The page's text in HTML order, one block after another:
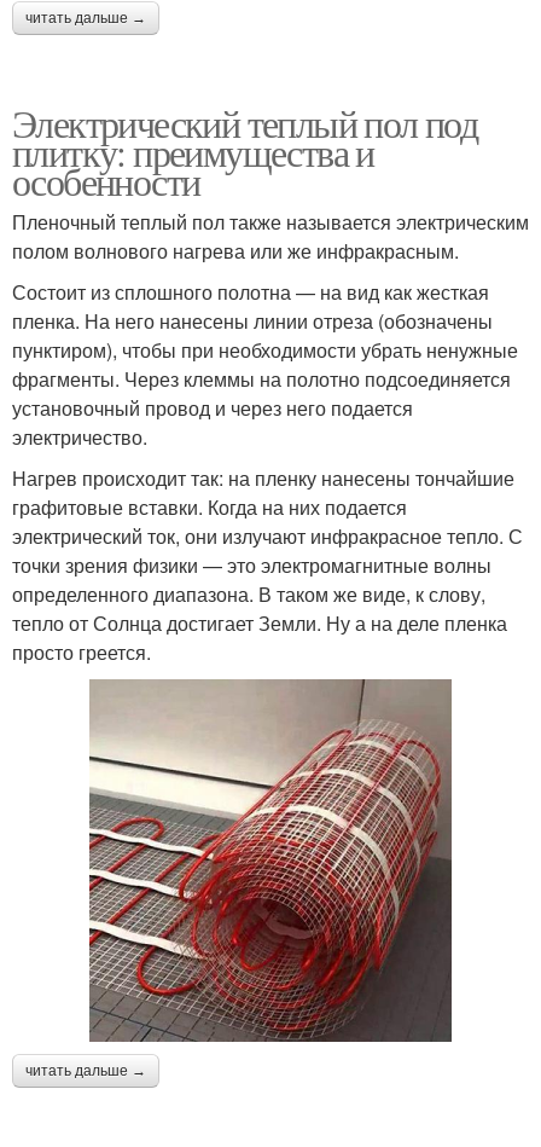
читать дальше →
Электрический теплый пол под
плитку: преимущества и
особенности
Пленочный теплый пол также называется электрическим
полом волнового нагрева или же инфракрасным.
Состоит из сплошного полотна — на вид как жесткая
пленка. На него нанесены линии отреза (обозначены
пунктиром), чтобы при необходимости убрать ненужные
фрагменты. Через клеммы на полотно подсоединяется
установочный провод и через него подается
электричество.
Нагрев происходит так: на пленку нанесены тончайшие
графитовые вставки. Когда на них подается
электрический ток, они излучают инфракрасное тепло. С
точки зрения физики — это электромагнитные волны
определенного диапазона. В таком же виде, к слову,
тепло от Солнца достигает Земли. Ну а на деле пленка
просто греется.
читать дальше →